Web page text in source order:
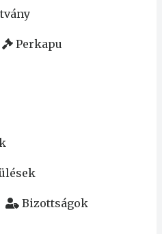
Perkapu
Bizottságok